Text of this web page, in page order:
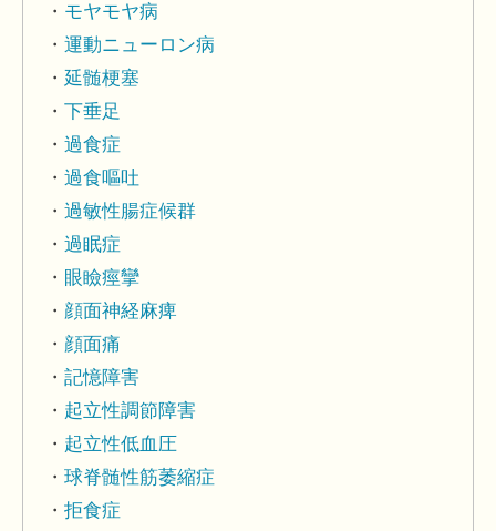
モヤモヤ病
運動ニューロン病
延髄梗塞
下垂足
過食症
過食嘔吐
過敏性腸症候群
過眠症
眼瞼痙攣
顔面神経麻痺
顔面痛
記憶障害
起立性調節障害
起立性低血圧
球脊髄性筋萎縮症
拒食症